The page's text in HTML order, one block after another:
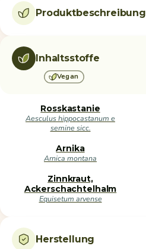
Produktbeschreibung
Inhaltsstoffe
Vegan
Rosskastanie
Aesculus hippocastanum e
semine sicc.
Arnika
Arnica montana
Zinnkraut,
Ackerschachtelhalm
Equisetum arvense
Herstellung